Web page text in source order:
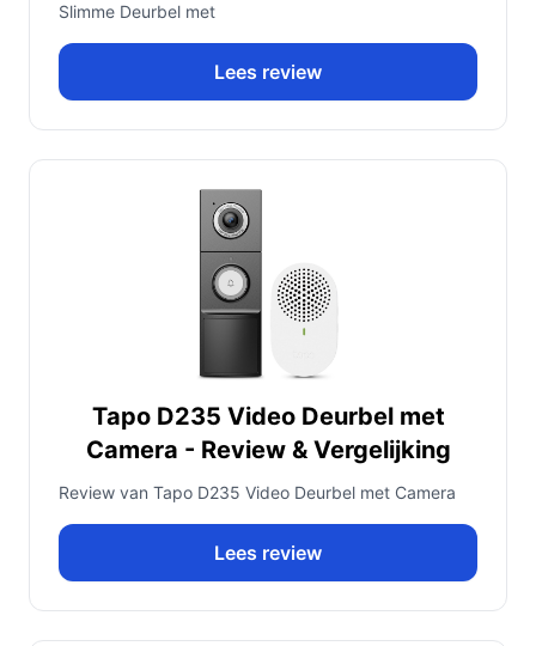
Slimme Deurbel met
Lees review
Tapo D235 Video Deurbel met
Camera - Review & Vergelijking
Review van Tapo D235 Video Deurbel met Camera
Lees review